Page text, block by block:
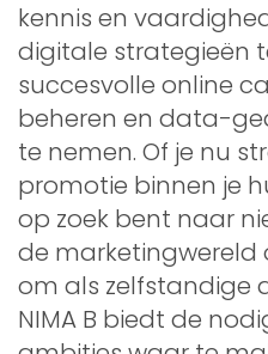
kennis en
digitale strategieën
succesvolle online
beheren en data-
te nemen. Of je nu
promotie binnen je
op zoek bent naar
de marketingwereld
om als zelfstandige
NIMA B biedt de